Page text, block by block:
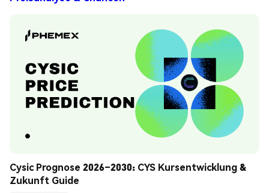
Cysic Prognose 2026–2030: CYS Kursentwicklung &
Zukunft Guide